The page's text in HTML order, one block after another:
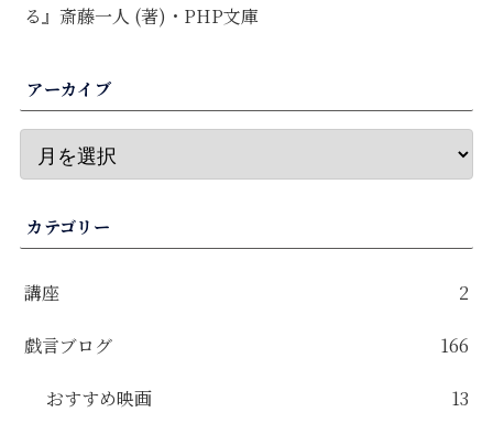
る』斎藤一人 (著)・PHP文庫
アーカイブ
カテゴリー
講座 2
戯言ブログ 166
おすすめ映画 13